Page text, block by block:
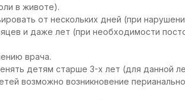
в животе).
от нескольких дней (при
и даже лет (при необходимости
врача.
детям старше 3-х лет (для данной
возможно возникновение